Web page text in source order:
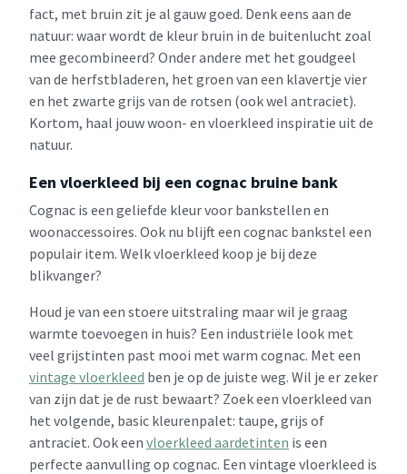
fact, met bruin zit je al gauw goed. Denk eens aan de
natuur: waar wordt de kleur bruin in de buitenlucht zoal
mee gecombineerd? Onder andere met het goudgeel
van de herfstbladeren, het groen van een klavertje vier
en het zwarte grijs van de rotsen (ook wel antraciet).
Kortom, haal jouw woon- en vloerkleed inspiratie uit de
natuur.
Een vloerkleed bij een cognac bruine bank
Cognac is een geliefde kleur voor bankstellen en
woonaccessoires. Ook nu blijft een cognac bankstel een
populair item. Welk vloerkleed koop je bij deze
blikvanger?
Houd je van een stoere uitstraling maar wil je graag
warmte toevoegen in huis? Een industriële look met
veel grijstinten past mooi met warm cognac. Met een
vintage vloerkleed ben je op de juiste weg. Wil je er zeker
van zijn dat je de rust bewaart? Zoek een vloerkleed van
het volgende, basic kleurenpalet: taupe, grijs of
antraciet. Ook een vloerkleed aardetinten is een
perfecte aanvulling op cognac. Een vintage vloerkleed is